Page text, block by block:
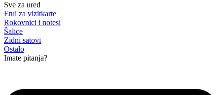
Sve za ured
Etui za vizitkarte
Rokovnici i notesi
Šalice
Zidni satovi
Ostalo
Imate pitanja?